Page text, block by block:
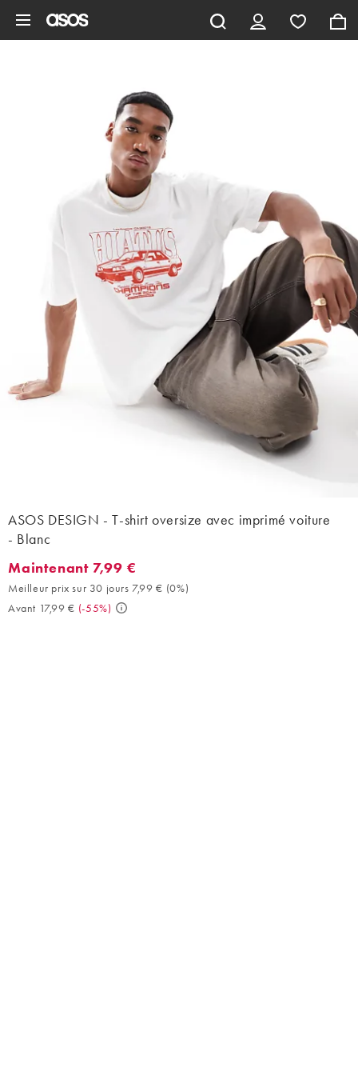
ASOS DESIGN - T-shirt oversize avec imprimé voiture
- Blanc
Maintenant 7,99 €. Meilleur prix sur 30 jours 7,99 € (0%). Avant
Maintenant 7,99 €
Meilleur prix sur 30 jours 7,99 € (0%)
Avant 17,99 € (-55%)